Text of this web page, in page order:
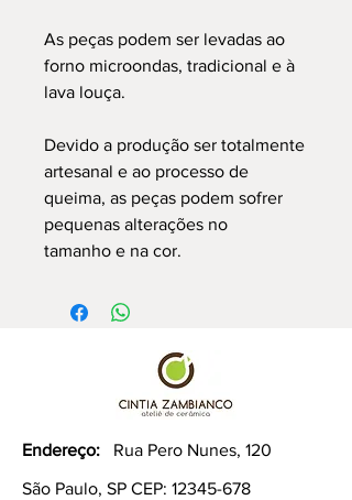
As peças podem ser levadas ao
forno microondas, tradicional e à
lava louça.
Devido a produção ser totalmente
artesanal e ao processo de
queima, as peças podem sofrer
pequenas alterações no
tamanho e na cor.
Endereço: Rua Pero Nunes, 120
São Paulo, SP CEP: 12345-678